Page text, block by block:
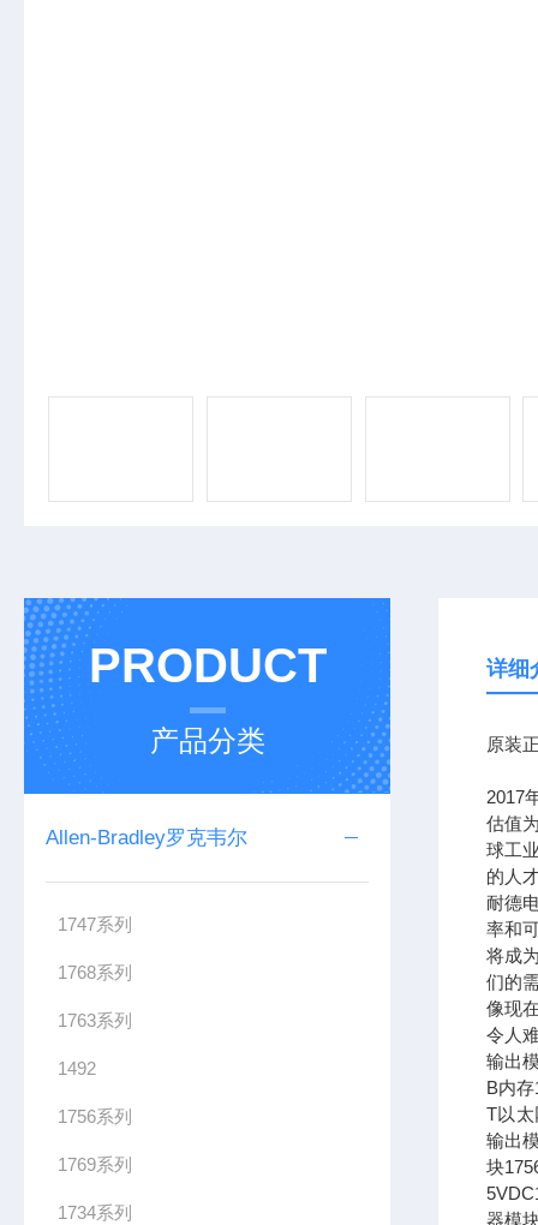
PRODUCT
产品分类
Allen-Bradley罗克韦尔
1747系列
1768系列
1763系列
1492
1756系列
1769系列
1734系列
详细
原装
2017
估值
球工
的人
耐德
率和
将成
们的
像现
令人
输出
B内
T以太
输出
块
器模